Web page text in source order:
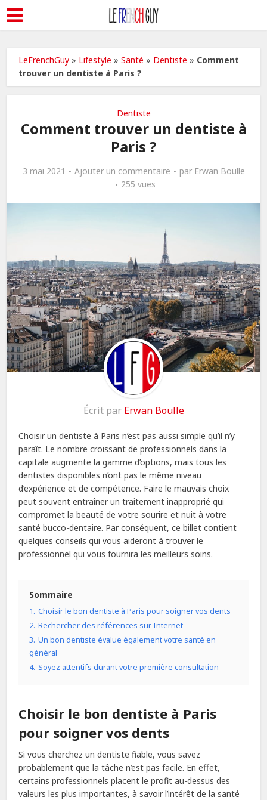
LeFrenchGuy » Lifestyle »Santé » Dentiste » Comment
trouver un dentiste à Paris ?
Dentiste
Comment trouver un dentiste à
Paris ?
3 mai 2021 Ajouter un commentaire par Erwan Boulle
255 vues
Écrit par Erwan Boulle
Choisir un dentiste à Paris n’est pas aussi simple qu’il n’y
paraît. Le nombre croissant de professionnels dans la
capitale augmente la gamme d’options, mais tous les
dentistes disponibles n’ont pas le même niveau
d’expérience et de compétence. Faire le mauvais choix
peut souvent entraîner un traitement inapproprié qui
compromet la beauté de votre sourire et nuit à votre
santé bucco-dentaire. Par conséquent, ce billet contient
quelques conseils qui vous aideront à trouver le
professionnel qui vous fournira les meilleurs soins.
Sommaire
1. Choisir le bon dentiste à Paris pour soigner vos dents
2. Rechercher des références sur Internet
3. Un bon dentiste évalue également votre santé en
général
4. Soyez attentifs durant votre première consultation
Choisir le bon dentiste à Paris
pour soigner vos dents
Si vous cherchez un dentiste fiable, vous savez
probablement que la tâche n’est pas facile. En effet,
certains professionnels placent le profit au-dessus des
valeurs les plus importantes, à savoir l’intérêt de la santé